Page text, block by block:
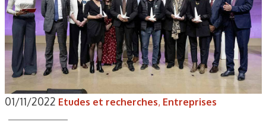
01/11/2022 Etudes et recherches, Entreprises